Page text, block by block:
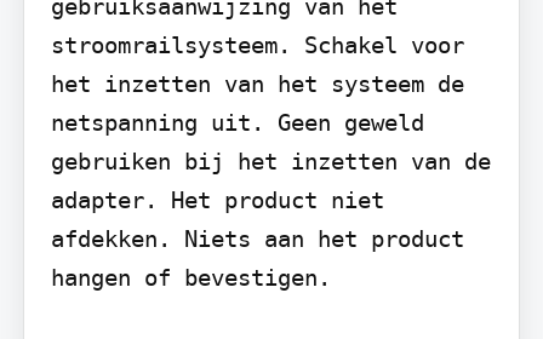
gebruiksaanwijzing van het
stroomrailsysteem. Schakel voor
het inzetten van het systeem de
netspanning uit. Geen geweld
gebruiken bij het inzetten van de
adapter. Het product niet
afdekken. Niets aan het product
hangen of bevestigen.